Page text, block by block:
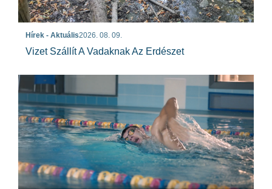
Hírek - Aktuális2026. 08. 09.
Vizet Szállít A Vadaknak Az Erdészet